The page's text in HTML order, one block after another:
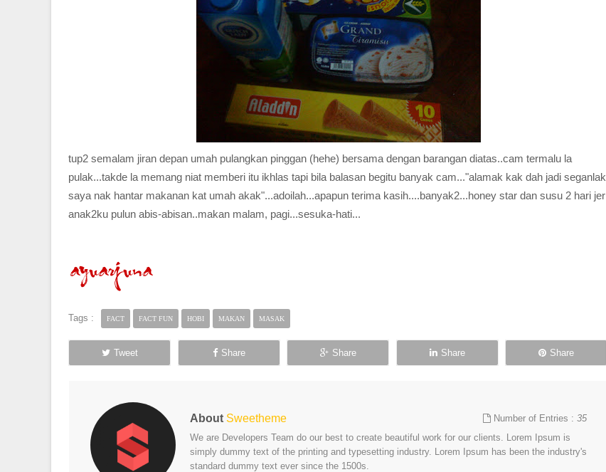
tup2 semalam jiran depan umah pulangkan pinggan (hehe) bersama dengan barangan diatas..cam termalu la
pulak...takde la memang niat memberi itu ikhlas tapi bila balasan begitu banyak cam..."alamak kak dah jadi seganlak
saya nak hantar makanan kat umah akak"...adoilah...apapun terima kasih....banyak2...honey star dan susu 2 hari jer
anak2ku pulun abis-abisan..makan malam, pagi...sesuka-hati...
Tags : FACT FACT FUN HOBI MAKAN MASAK
Tweet Share Share Share Share
About Sweetheme Number of Entries :35
We are Developers Team do our best to create beautiful work for our clients. Lorem Ipsum is
simply dummy text of the printing and typesetting industry. Lorem Ipsum has been the industry's
standard dummy text ever since the 1500s.